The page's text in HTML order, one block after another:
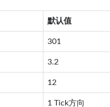
默认值
301
3.2
12
1 Tick方向